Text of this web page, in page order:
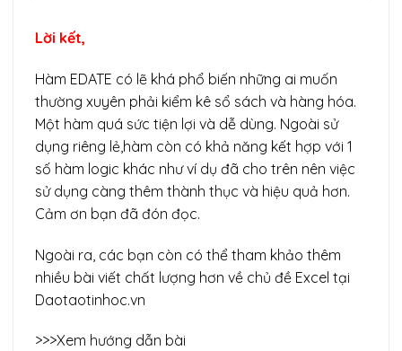
Lời kết,
Hàm EDATE có lẽ khá phổ biến những ai muốn
thường xuyên phải kiểm kê sổ sách và hàng hóa.
Một hàm quá sức tiện lợi và dễ dùng. Ngoài sử
dụng riêng lẻ,hàm còn có khả năng kết hợp với 1
số hàm logic khác như ví dụ đã cho trên nên việc
sử dụng càng thêm thành thục và hiệu quả hơn.
Cảm ơn bạn đã đón đọc.
Ngoài ra, các bạn còn có thể tham khảo thêm
nhiều bài viết chất lượng hơn về chủ đề Excel tại
Daotaotinhoc.vn
>>>Xem hướng dẫn bài